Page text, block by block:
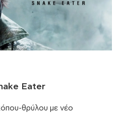
Eater
θρύλου με νέο